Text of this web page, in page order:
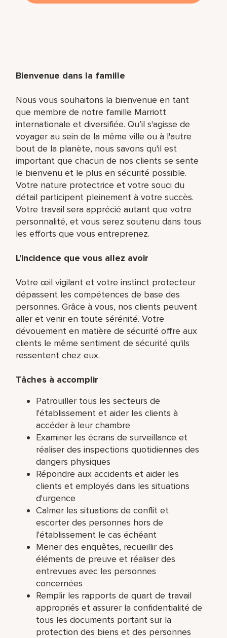
Bienvenue dans la famille
Nous vous souhaitons la bienvenue en tant
que membre de notre famille Marriott
internationale et diversifiée. Qu’il s'agisse de
voyager au sein de la même ville ou à l'autre
bout de la planète, nous savons qu'il est
important que chacun de nos clients se sente
le bienvenu et le plus en sécurité possible.
Votre nature protectrice et votre souci du
détail participent pleinement à votre succès.
Votre travail sera apprécié autant que votre
personnalité, et vous serez soutenu dans tous
les efforts que vous entreprenez.
L'incidence que vous allez avoir
Votre œil vigilant et votre instinct protecteur
dépassent les compétences de base des
personnes. Grâce à vous, nos clients peuvent
aller et venir en toute sérénité. Votre
dévouement en matière de sécurité offre aux
clients le même sentiment de sécurité qu'ils
ressentent chez eux.
Tâches à accomplir
Patrouiller tous les secteurs de
l'établissement et aider les clients à
accéder à leur chambre
Examiner les écrans de surveillance et
réaliser des inspections quotidiennes des
dangers physiques
Répondre aux accidents et aider les
clients et employés dans les situations
d'urgence
Calmer les situations de conflit et
escorter des personnes hors de
l'établissement le cas échéant
Mener des enquêtes, recueillir des
éléments de preuve et réaliser des
entrevues avec les personnes
concernées
Remplir les rapports de quart de travail
appropriés et assurer la confidentialité de
tous les documents portant sur la
protection des biens et des personnes